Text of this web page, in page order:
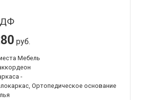
руб.
Мебель
-
Ортопедическое основание